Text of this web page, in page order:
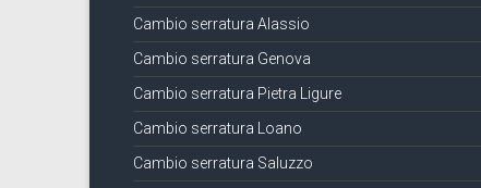
Cambio serratura Alassio
Cambio serratura Genova
Cambio serratura Pietra Ligure
Cambio serratura Loano
Cambio serratura Saluzzo